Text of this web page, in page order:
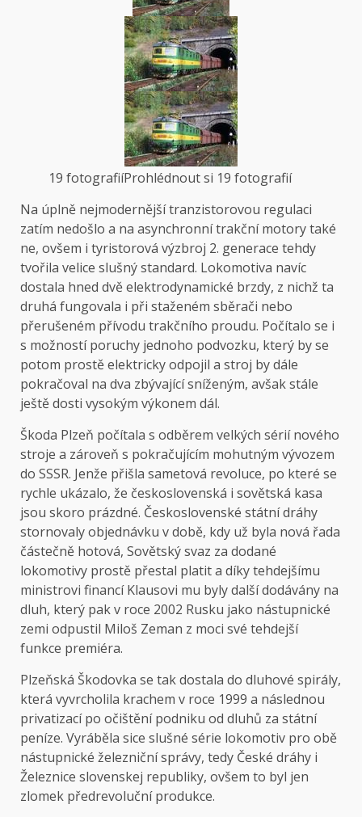
19 fotografiíProhlédnout si 19 fotografií
Na úplně nejmodernější tranzistorovou regulaci
zatím nedošlo a na asynchronní trakční motory také
ne, ovšem i tyristorová výzbroj 2. generace tehdy
tvořila velice slušný standard. Lokomotiva navíc
dostala hned dvě elektrodynamické brzdy, z nichž ta
druhá fungovala i při staženém sběrači nebo
přerušeném přívodu trakčního proudu. Počítalo se i
s možností poruchy jednoho podvozku, který by se
potom prostě elektricky odpojil a stroj by dále
pokračoval na dva zbývající sníženým, avšak stále
ještě dosti vysokým výkonem dál.
Škoda Plzeň počítala s odběrem velkých sérií nového
stroje a zároveň s pokračujícím mohutným vývozem
do SSSR. Jenže přišla sametová revoluce, po které se
rychle ukázalo, že československá i sovětská kasa
jsou skoro prázdné. Československé státní dráhy
stornovaly objednávku v době, kdy už byla nová řada
částečně hotová, Sovětský svaz za dodané
lokomotivy prostě přestal platit a díky tehdejšímu
ministrovi financí Klausovi mu byly další dodávány na
dluh, který pak v roce 2002 Rusku jako nástupnické
zemi odpustil Miloš Zeman z moci své tehdejší
funkce premiéra.
Plzeňská Škodovka se tak dostala do dluhové spirály,
která vyvrcholila krachem v roce 1999 a následnou
privatizací po očištění podniku od dluhů za státní
peníze. Vyráběla sice slušné série lokomotiv pro obě
nástupnické železniční správy, tedy České dráhy i
Železnice slovenskej republiky, ovšem to byl jen
zlomek předrevoluční produkce.